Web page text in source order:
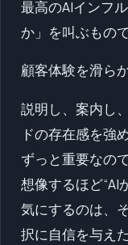
最高のAIインフ
か」を叫ぶもの
顧客体験を滑ら
説明し、案内し
ドの存在感を強
ずっと重要なの
想像するほど“AI
気にするのは、
択に自信を与え